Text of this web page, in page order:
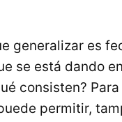
generalizar es
se está dando
consisten?
permitir,